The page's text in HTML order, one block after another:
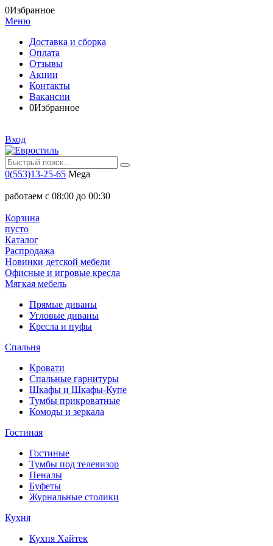
0Избранное
Меню
Доставка и сборка
Оплата
Отзывы
Акции
Контакты
Вакансии
0Избранное
Вход
0(553)13-25-65 Mega
работаем с 08:00 до 00:30
Корзина
пусто
Каталог
Распродажа
Новинки детской мебели
Офисные и игровые кресла
Мягкая мебель
Прямые диваны
Угловые диваны
Кресла и пуфы
Спальня
Кровати
Спальные гарнитуры
Шкафы и Шкафы-Купе
Тумбы прикроватные
Комоды и зеркала
Гостиная
Гостиные
Тумбы под телевизор
Пеналы
Буфеты
Журнальные столики
Кухня
Кухня Хайтек